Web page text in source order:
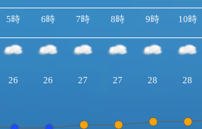
5時 6時 7時 8時 9時 10時
26 26 27 27 28 28